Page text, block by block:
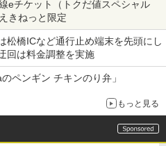
eチケット（トクだ値スペシャル
きねっと限定
松橋ICなど通行止め端末を先頭にし
回は料金調整を実施
ペンギン チキンのり弁」
もっと見る